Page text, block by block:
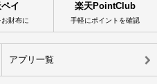
イ
財布に
楽天PointClub
手軽にポイントを確認
アプリ一覧